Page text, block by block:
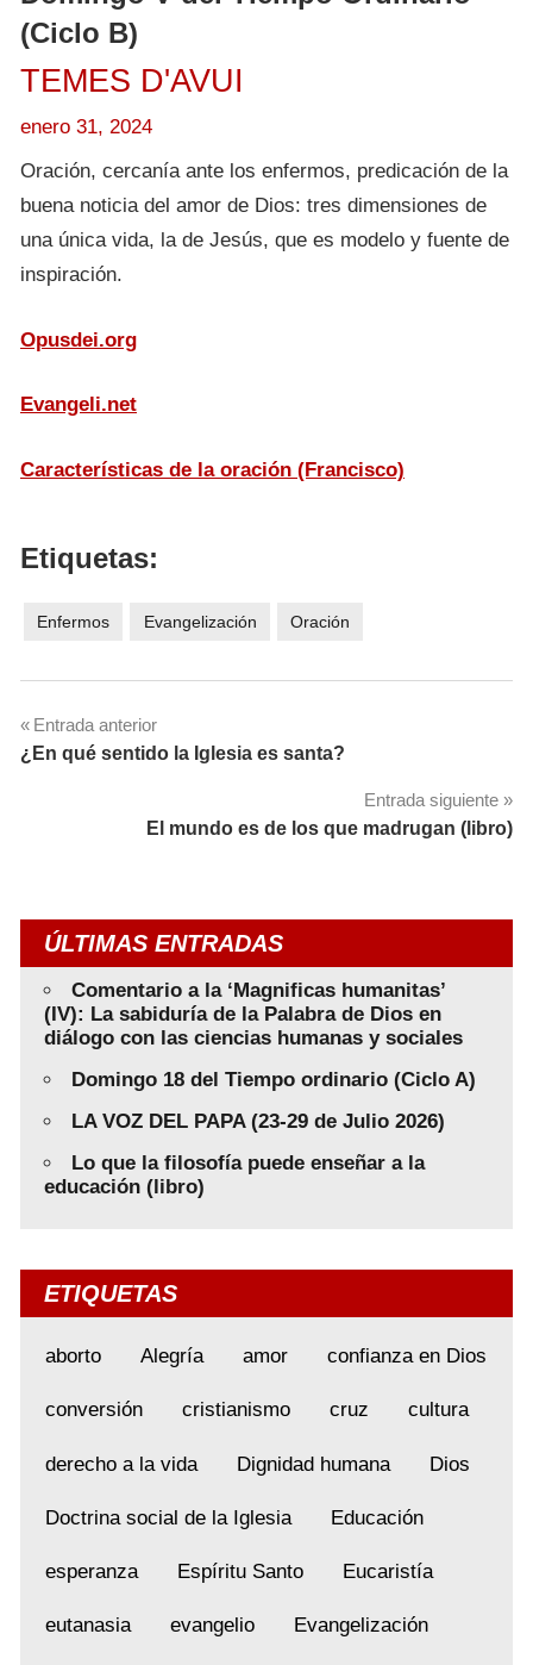
(Ciclo B)
TEMES D'AVUI
enero 31, 2024
Oración, cercanía ante los enfermos, predicación de la
buena noticia del amor de Dios: tres dimensiones de
una única vida, la de Jesús, que es modelo y fuente de
inspiración.
Opusdei.org
Evangeli.net
Características de la oración (Francisco)
Etiquetas:
Enfermos Evangelización Oración
Navegación
entradas
Entrada anterior
¿En qué sentido la Iglesia es santa?
Entrada siguiente
El mundo es de los que madrugan (libro)
ÚLTIMAS ENTRADAS
Comentario a la ‘Magnificas humanitas’
(IV): La sabiduría de la Palabra de Dios en
diálogo con las ciencias humanas y sociales
Domingo 18 del Tiempo ordinario (Ciclo A)
LA VOZ DEL PAPA (23-29 de Julio 2026)
Lo que la filosofía puede enseñar a la
educación (libro)
ETIQUETAS
aborto Alegría amor confianza en Dios
conversión cristianismo cruz cultura
derecho a la vida Dignidad humana Dios
Doctrina social de la Iglesia Educación
esperanza Espíritu Santo Eucaristía
eutanasia evangelio Evangelización